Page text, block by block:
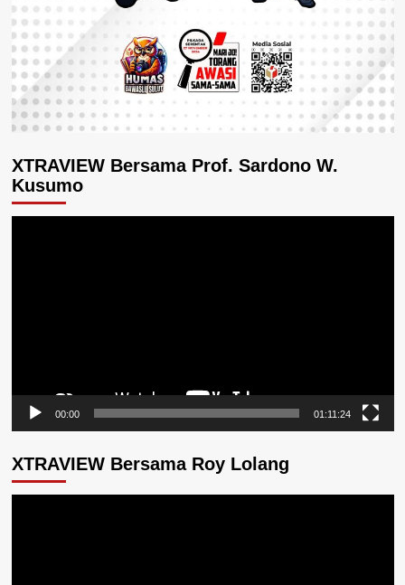
XTRAVIEW Bersama Prof. Sardono W.
Kusumo
00:00 01:11:24
XTRAVIEW Bersama Roy Lolang